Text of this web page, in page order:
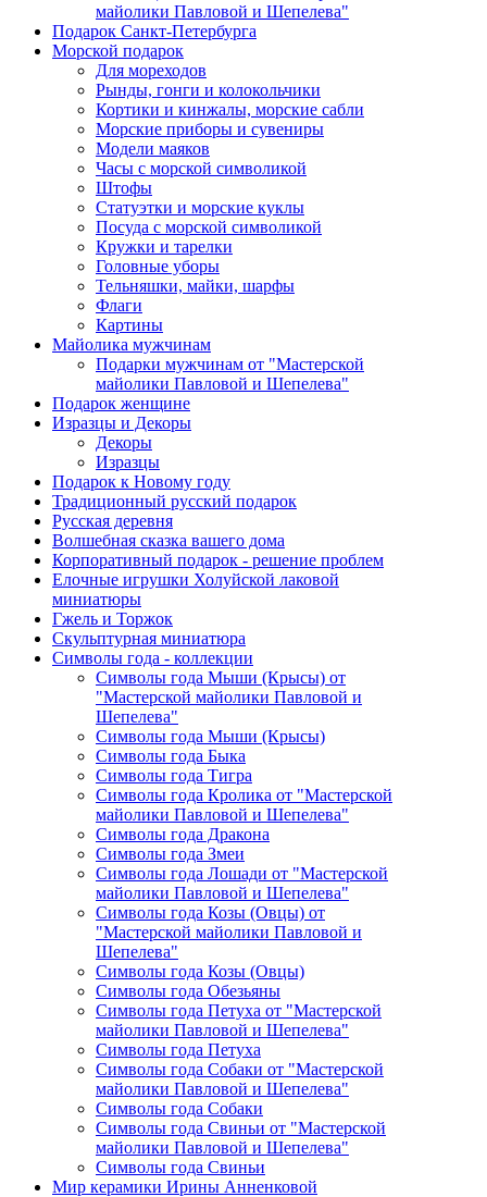
майолики Павловой и Шепелева"
Подарок Санкт-Петербурга
Морской подарок
Для мореходов
Рынды, гонги и колокольчики
Кортики и кинжалы, морские сабли
Морские приборы и сувениры
Модели маяков
Часы с морской символикой
Штофы
Статуэтки и морские куклы
Посуда с морской символикой
Кружки и тарелки
Головные уборы
Тельняшки, майки, шарфы
Флаги
Картины
Майолика мужчинам
Подарки мужчинам от "Мастерской
майолики Павловой и Шепелева"
Подарок женщине
Изразцы и Декоры
Декоры
Изразцы
Подарок к Новому году
Традиционный русский подарок
Русская деревня
Волшебная сказка вашего дома
Корпоративный подарок - решение проблем
Елочные игрушки Холуйской лаковой
миниатюры
Гжель и Торжок
Скульптурная миниатюра
Символы года - коллекции
Символы года Мыши (Крысы) от
"Мастерской майолики Павловой и
Шепелева"
Символы года Мыши (Крысы)
Символы года Быка
Символы года Тигра
Символы года Кролика от "Мастерской
майолики Павловой и Шепелева"
Символы года Дракона
Символы года Змеи
Символы года Лошади от "Мастерской
майолики Павловой и Шепелева"
Символы года Козы (Овцы) от
"Мастерской майолики Павловой и
Шепелева"
Символы года Козы (Овцы)
Символы года Обезьяны
Символы года Петуха от "Мастерской
майолики Павловой и Шепелева"
Символы года Петуха
Символы года Собаки от "Мастерской
майолики Павловой и Шепелева"
Символы года Собаки
Символы года Свиньи от "Мастерской
майолики Павловой и Шепелева"
Символы года Свиньи
Мир керамики Ирины Анненковой